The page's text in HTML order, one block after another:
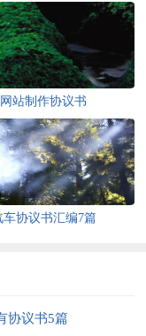
网站制作协议书
车协议书汇编7篇
协议书5篇